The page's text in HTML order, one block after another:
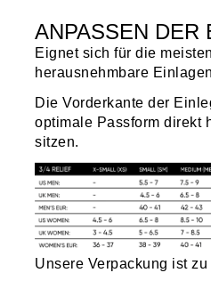
ANPASSEN DER
Eignet sich für die
herausnehmbare
Die Vorderkante der
optimale Passform direkt
sitzen.
Unsere Verpackung ist